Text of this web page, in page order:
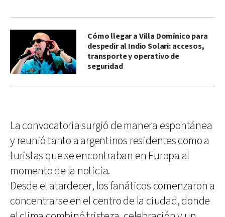
Cómo llegar a Villa Domínico para
despedir al Indio Solari: accesos,
transporte y operativo de
seguridad
La convocatoria surgió de manera espontánea
y reunió tanto a argentinos residentes como a
turistas que se encontraban en Europa al
momento de la noticia.
Desde el atardecer, los fanáticos comenzaron a
concentrarse en el centro de la ciudad, donde